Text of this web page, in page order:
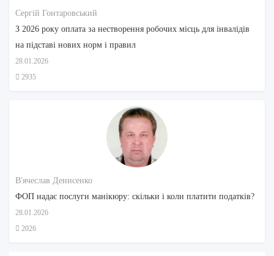
Сергій Гонтаровський
З 2026 року оплата за нестворення робочих місць для інвалідів
на підставі нових норм і правил
28.01.2026
2935
В'ячеслав Денисенко
ФОП надає послуги манікюру: скільки і коли платити податків?
28.01.2026
2026